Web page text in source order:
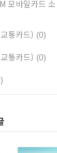
모바일카드 소
통카드) (0)
통카드) (0)